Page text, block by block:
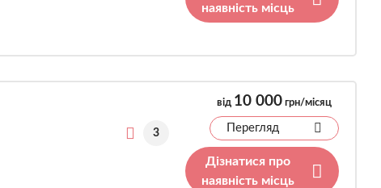
наявність місць
3
від 10 000 грн/місяц
Перегляд
Дізнатися про
наявність місць